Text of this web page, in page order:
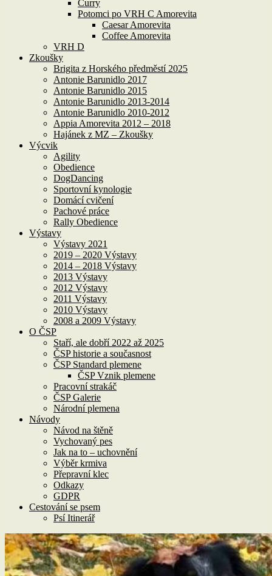
Curry
Potomci po VRH C Amorevita
Caesar Amorevita
Coffee Amorevita
VRH D
Zkoušky
Brigita z Horského předměstí 2025
Antonie Barunidlo 2017
Antonie Barunidlo 2015
Antonie Barunidlo 2013-2014
Antonie Barunidlo 2010-2012
Appia Amorevita 2012 – 2018
Hajánek z MZ – Zkoušky
Výcvik
Agility
Obedience
DogDancing
Sportovní kynologie
Domácí cvičení
Pachové práce
Rally Obedience
Výstavy
Výstavy 2021
2019 – 2020 Výstavy
2014 – 2018 Výstavy
2013 Výstavy
2012 Výstavy
2011 Výstavy
2010 Výstavy
2008 a 2009 Výstavy
O ČSP
Staří, ale dobří 2022 až 2025
ČSP historie a současnost
ČSP Standard plemene
ČSP Vznik plemene
Pracovní strakáč
ČSP Galerie
Národní plemena
Návody
Návod na štěně
Vychovaný pes
Jak na to – uchovnění
Výběr krmiva
Přepravní klec
Odkazy
GDPR
Cestování se psem
Psí Itinerář